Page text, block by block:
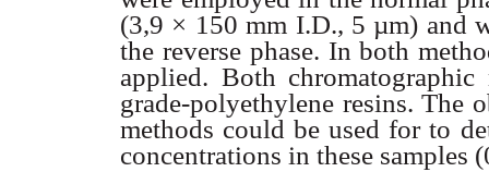
(3,9 × 150 mm I.D., 5 µm) and
the reverse phase. In both
applied. Both
grade-polyethylene resins. The
methods could be used for to
concentrations in these samples